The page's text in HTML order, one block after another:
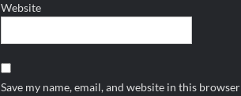
Website
Save my name, email, and website in this browser